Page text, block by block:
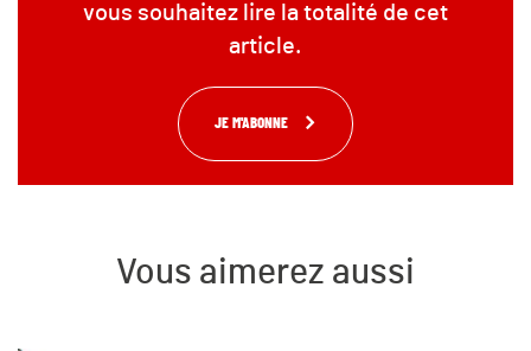
vous souhaitez lire la totalité de cet
article.
JE M'ABONNE
Vous aimerez aussi